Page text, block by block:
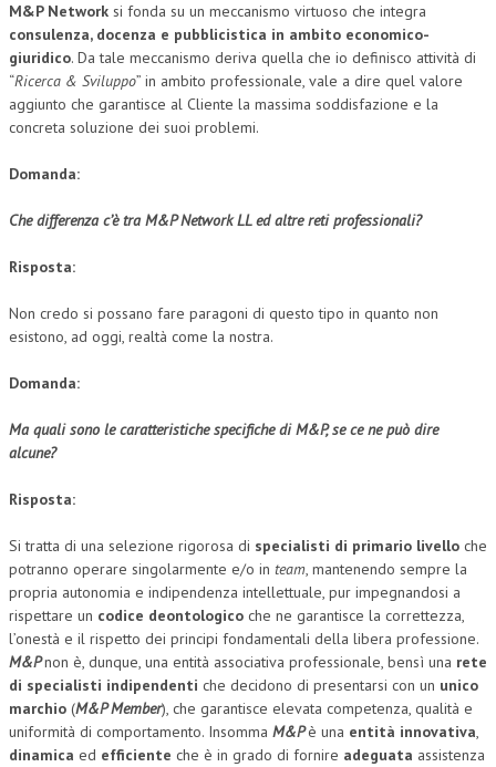
M&P Network si fonda su un meccanismo virtuoso che integra
consulenza, docenza e pubblicistica in ambito economico-
giuridico. Da tale meccanismo deriva quella che io definisco attività di
“Ricerca & Sviluppo” in ambito professionale, vale a dire quel valore
aggiunto che garantisce al Cliente la massima soddisfazione e la
concreta soluzione dei suoi problemi.
Domanda:
Che differenza c’è tra M&P Network LL ed altre reti professionali?
Risposta:
Non credo si possano fare paragoni di questo tipo in quanto non
esistono, ad oggi, realtà come la nostra.
Domanda:
Ma quali sono le caratteristiche specifiche di M&P, se ce ne può dire
alcune?
Risposta:
Si tratta di una selezione rigorosa di specialisti di primario livello che
potranno operare singolarmente e/o in team, mantenendo sempre la
propria autonomia e indipendenza intellettuale, pur impegnandosi a
rispettare un codice deontologico che ne garantisce la correttezza,
l’onestà e il rispetto dei principi fondamentali della libera professione.
M&Pnon è, dunque, una entità associativa professionale, bensì una rete
di specialisti indipendenti che decidono di presentarsi con un unico
marchio (M&P Member), che garantisce elevata competenza, qualità e
uniformità di comportamento. Insomma M&Pè una entità innovativa,
dinamica ed efficiente che è in grado di fornire adeguata assistenza